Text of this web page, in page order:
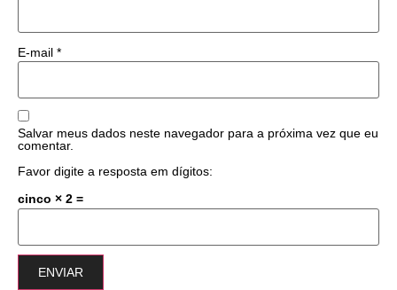
E-mail *
Salvar meus dados neste navegador para a próxima vez que eu
comentar.
Favor digite a resposta em dígitos:
cinco × 2 =